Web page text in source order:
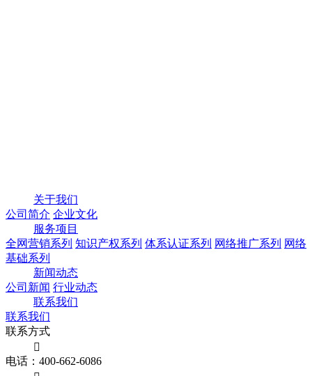
关于我们
公司简介 企业文化
服务项目
全网营销系列 知识产权系列 体系认证系列 网络推广系列 网络
基础系列
新闻动态
公司新闻 行业动态
联系我们
联系我们
联系方式

电话：400-662-6086